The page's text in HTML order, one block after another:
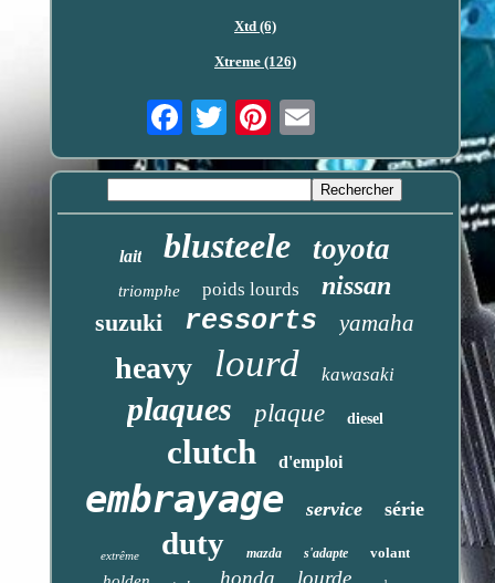
Xtd (6)
Xtreme (126)
Email
lait blusteele toyota
triomphe poids lourds nissan
suzuki ressorts yamaha
heavy lourd kawasaki
plaques plaque diesel
clutch d'emploi
embrayage service série
extrême duty mazda s'adapte volant
honda lourde